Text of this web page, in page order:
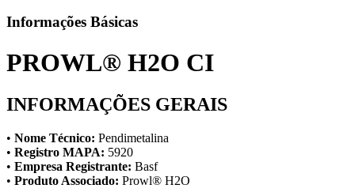
Informações Básicas
PROWL® H2O CI
INFORMAÇÕES GERAIS
• Nome Técnico: Pendimetalina
• Registro MAPA: 5920
• Empresa Registrante: Basf
• Produto Associado: Prowl® H2O